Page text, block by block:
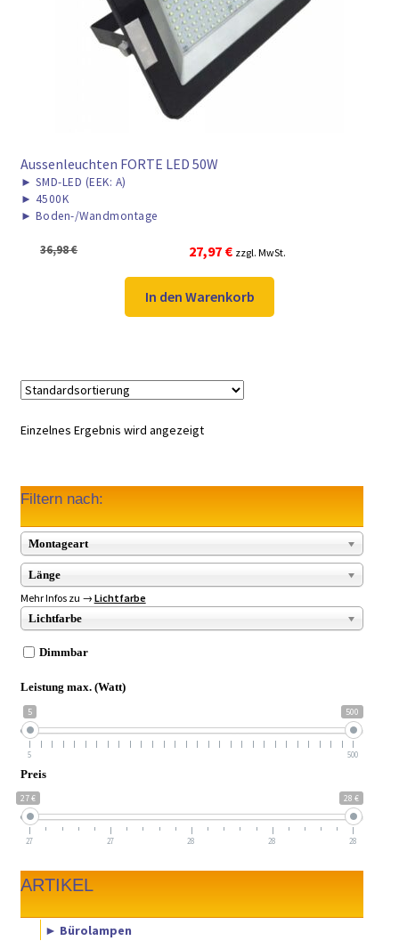
► ZAHLARTEN
► VERSANDARTEN
Aussenleuchten FORTE LED 50W
► SMD-LED (EEK: A)
► 4500K
► Boden-/Wandmontage
36,98€
Ursprünglicher
Preis
war:
36,98 €
27,97 €Aktueller
Preis
ist:
27,97 €.
zzgl. MwSt.
In den Warenkorb
Einzelnes Ergebnis wird angezeigt
Filtern nach:
Montageart
Länge
Mehr Infos zu → Lichtfarbe
Lichtfarbe
Dimmbar
Leistung max. (Watt)
5 500
5 500
Preis
27 € 28 €
27 27 28 28 28
ARTIKEL
► Bürolampen